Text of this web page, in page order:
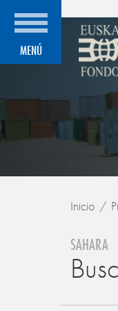
MENÚ
Inicio
SAHARA